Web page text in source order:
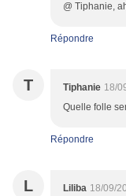
@ Tiphanie,
Répondre
T Tiphanie 18/
Quelle folle
Répondre
L Liliba 18/09/